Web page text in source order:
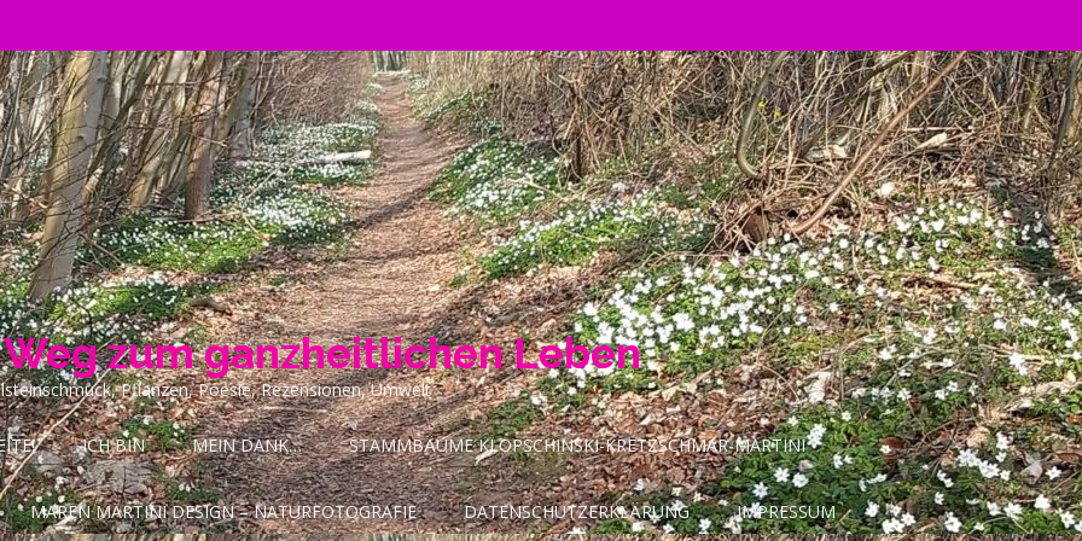
zum ganzheitlichen Leben
Pflanzen, Poesie, Rezensionen, Umwelt
ICH BIN MEIN DANK… STAMMBÄUME KLOPSCHINSKI-KRETZSCHMAR-MARTINI
MAREN MARTINI DESIGN – NATURFOTOGRAFIE DATENSCHUTZERKLÄRUNG IMPRESSUM